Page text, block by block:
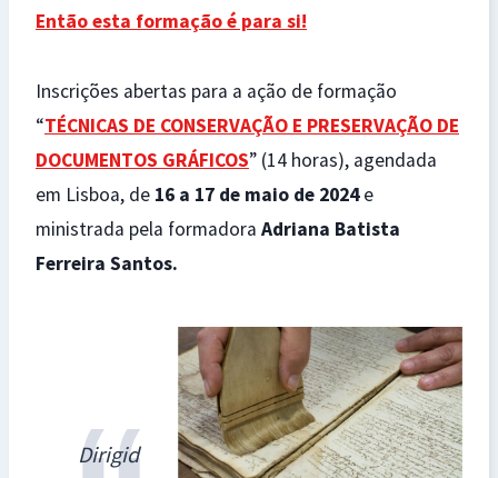
Então esta formação é para si!
Inscrições abertas para a ação de formação
“TÉCNICAS DE CONSERVAÇÃO E PRESERVAÇÃO DE
DOCUMENTOS GRÁFICOS” (14 horas), agendada
em Lisboa, de 16 a 17 de maio de 2024e
ministrada pela formadora Adriana Batista
Ferreira Santos.
Dirigid